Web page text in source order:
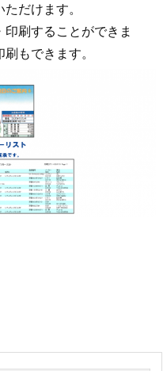
だけます。
刷することができま
もできます。